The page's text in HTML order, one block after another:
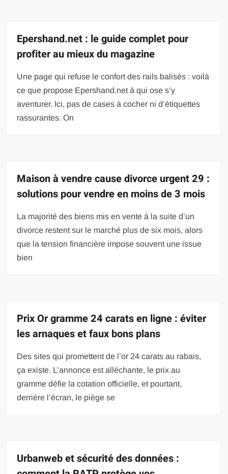
Epershand.net : le guide complet pour
profiter au mieux du magazine
Une page qui refuse le confort des rails balisés : voilà
ce que propose Epershand.net à qui ose s’y
aventurer. Ici, pas de cases à cocher ni d’étiquettes
rassurantes. On
Maison à vendre cause divorce urgent 29 :
solutions pour vendre en moins de 3 mois
La majorité des biens mis en vente à la suite d’un
divorce restent sur le marché plus de six mois, alors
que la tension financière impose souvent une issue
bien
Prix Or gramme 24 carats en ligne : éviter
les arnaques et faux bons plans
Des sites qui promettent de l’or 24 carats au rabais,
ça existe. L’annonce est alléchante, le prix au
gramme défie la cotation officielle, et pourtant,
derrière l’écran, le piège se
Urbanweb et sécurité des données :